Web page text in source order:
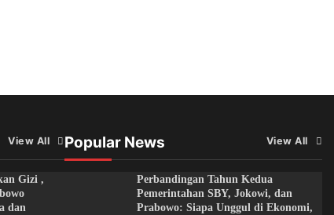
View All
Gizi ,
dan
Popular News View All
Perbandingan Tahun Kedua
Pemerintahan SBY, Jokowi, dan
Prabowo: Siapa Unggul di Ekonomi,